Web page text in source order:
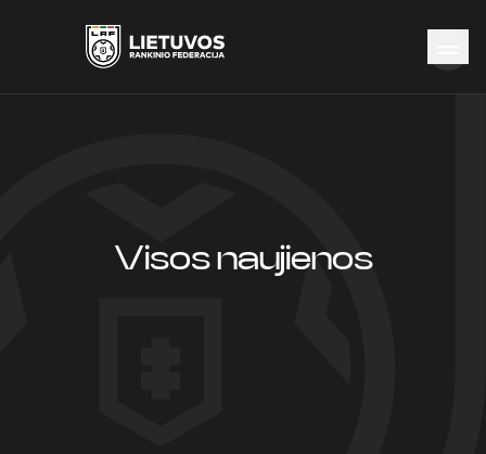
AntidopingasVisos naujienos